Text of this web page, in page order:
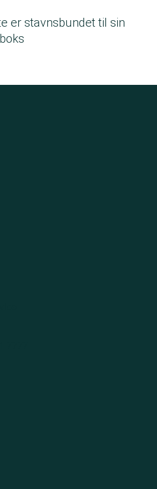
er stavnsbundet til sin